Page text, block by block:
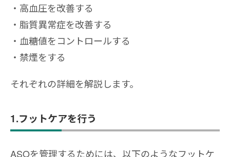
高血圧を改善する
脂質異常症を改善する
血糖値をコントロールする
禁煙をする
それぞれの詳細を解説します。
1.フットケアを行う
ASOを管理するためには、以下のようなフットケ